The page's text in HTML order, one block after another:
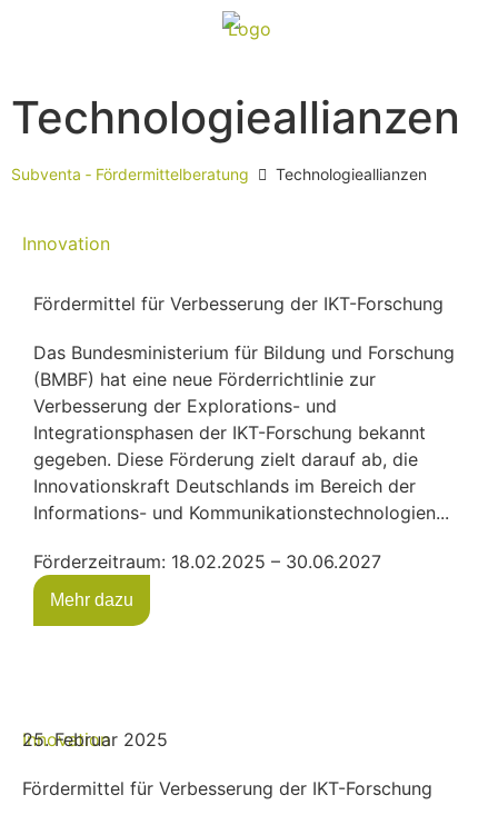
Technologieallianzen
Subventa ‐ Fördermittelberatung Technologieallianzen
Innovation
Fördermittel für Verbesserung der IKT-Forschung
Das Bundesministerium für Bildung und Forschung
(BMBF) hat eine neue Förderrichtlinie zur
Verbesserung der Explorations- und
Integrationsphasen der IKT-Forschung bekannt
gegeben. Diese Förderung zielt darauf ab, die
Innovationskraft Deutschlands im Bereich der
Informations- und Kommunikationstechnologien...
Förderzeitraum: 18.02.2025 – 30.06.2027
Mehr dazu
Innovation
25. Februar 2025
Fördermittel für Verbesserung der IKT-Forschung